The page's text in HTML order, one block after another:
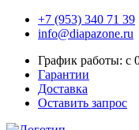
+7 (953) 340 71 39
info@diapazone.ru
График работы: с
Гарантии
Доставка
Оставить запрос